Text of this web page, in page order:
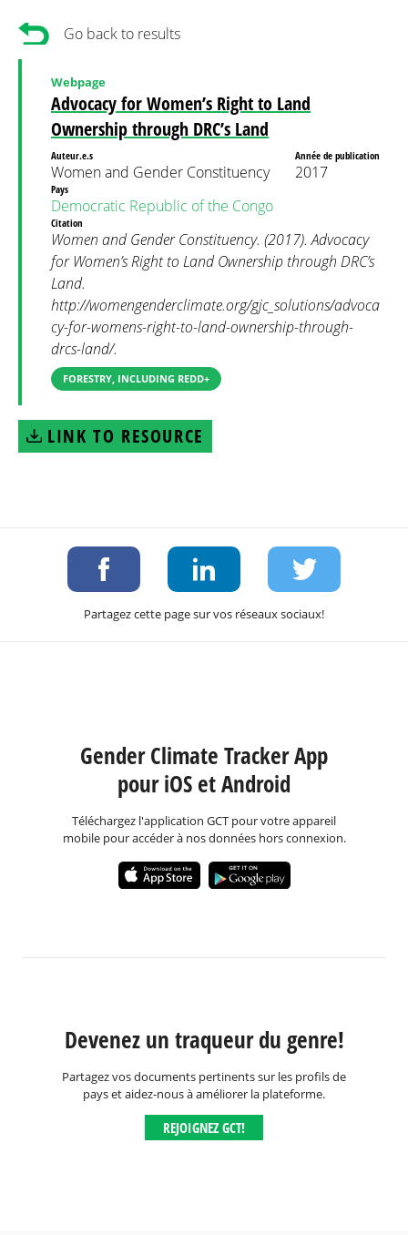
Go back to results
Advocacy for Women’s Right to Land
Ownership through DRC’s Land
Webpage
Auteur.e.s
Women and Gender Constituency
Année de publication
2017
Pays
Democratic Republic of the Congo
Citation
Women and Gender Constituency. (2017). Advocacy
for Women’s Right to Land Ownership through DRC’s
Land.
http://womengenderclimate.org/gjc_solutions/advoca
cy-for-womens-right-to-land-ownership-through-
drcs-land/.
FORESTRY, INCLUDING REDD+
LINK TO RESOURCE
Partagez cette page sur vos réseaux sociaux!
Gender Climate Tracker App
pour iOS et Android
Téléchargez l'application GCT pour votre appareil
mobile pour accéder à nos données hors connexion.
Devenez un traqueur du genre!
Partagez vos documents pertinents sur les profils de
pays et aidez-nous à améliorer la plateforme.
REJOIGNEZ GCT!